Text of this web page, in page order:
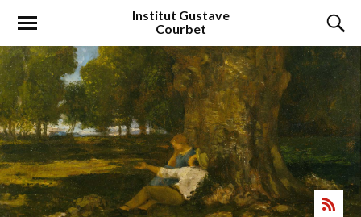
Institut Gustave
Courbet